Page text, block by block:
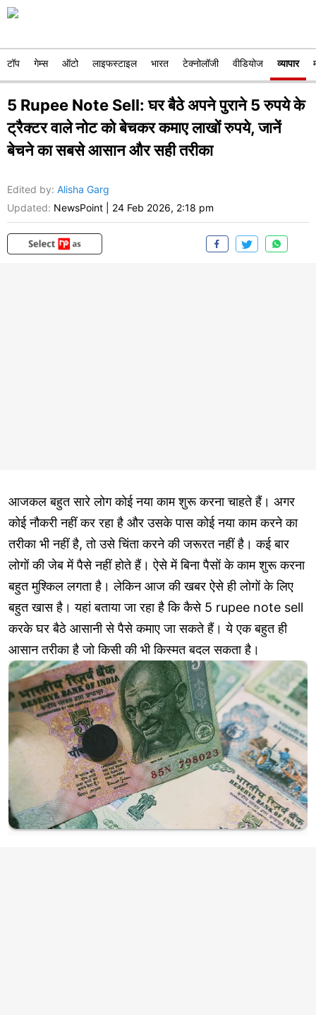
टॉप गेम्स ऑटो लाइफस्टाइल भारत टेक्नोलॉजी वीडियोज व्यापार
5 Rupee Note Sell: घर बैठे अपने पुराने 5 रुपये के
ट्रैक्टर वाले नोट को बेचकर कमाए लाखों रुपये, जानें
बेचने का सबसे आसान और सही तरीका
Edited by: Alisha Garg
Updated: NewsPoint 24 Feb 2026, 2:18 pm
आजकल बहुत सारे लोग कोई नया काम शुरू करना चाहते हैं। अगर
कोई नौकरी नहीं कर रहा है और उसके पास कोई नया काम करने का
तरीका भी नहीं है, तो उसे चिंता करने की जरूरत नहीं है। कई बार
लोगों की जेब में पैसे नहीं होते हैं। ऐसे में बिना पैसों के काम शुरू करना
बहुत मुश्किल लगता है। लेकिन आज की खबर ऐसे ही लोगों के लिए
बहुत खास है। यहां बताया जा रहा है कि कैसे 5 rupee note sell
करके घर बैठे आसानी से पैसे कमाए जा सकते हैं। ये एक बहुत ही
आसान तरीका है जो किसी की भी किस्मत बदल सकता है।